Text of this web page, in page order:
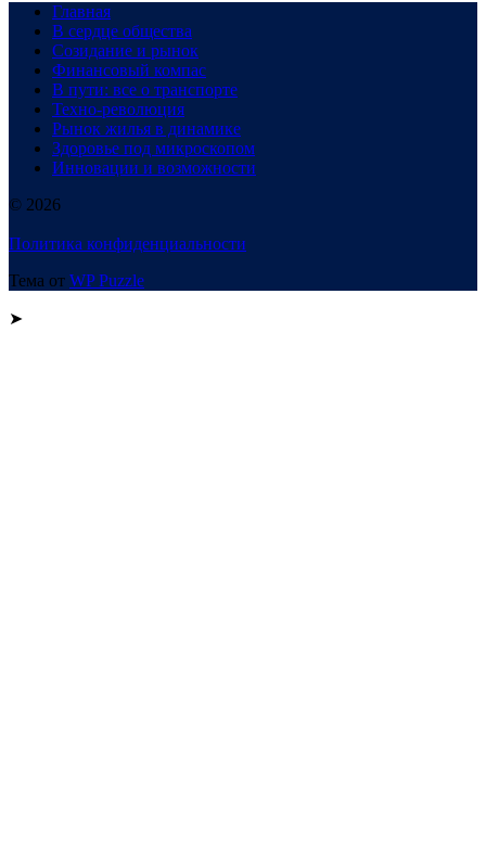
Главная
В сердце общества
Созидание и рынок
Финансовый компас
В пути: все о транспорте
Техно-революция
Рынок жилья в динамике
Здоровье под микроскопом
Инновации и возможности
© 2026
Политика конфиденциальности
Тема от WP Puzzle
➤